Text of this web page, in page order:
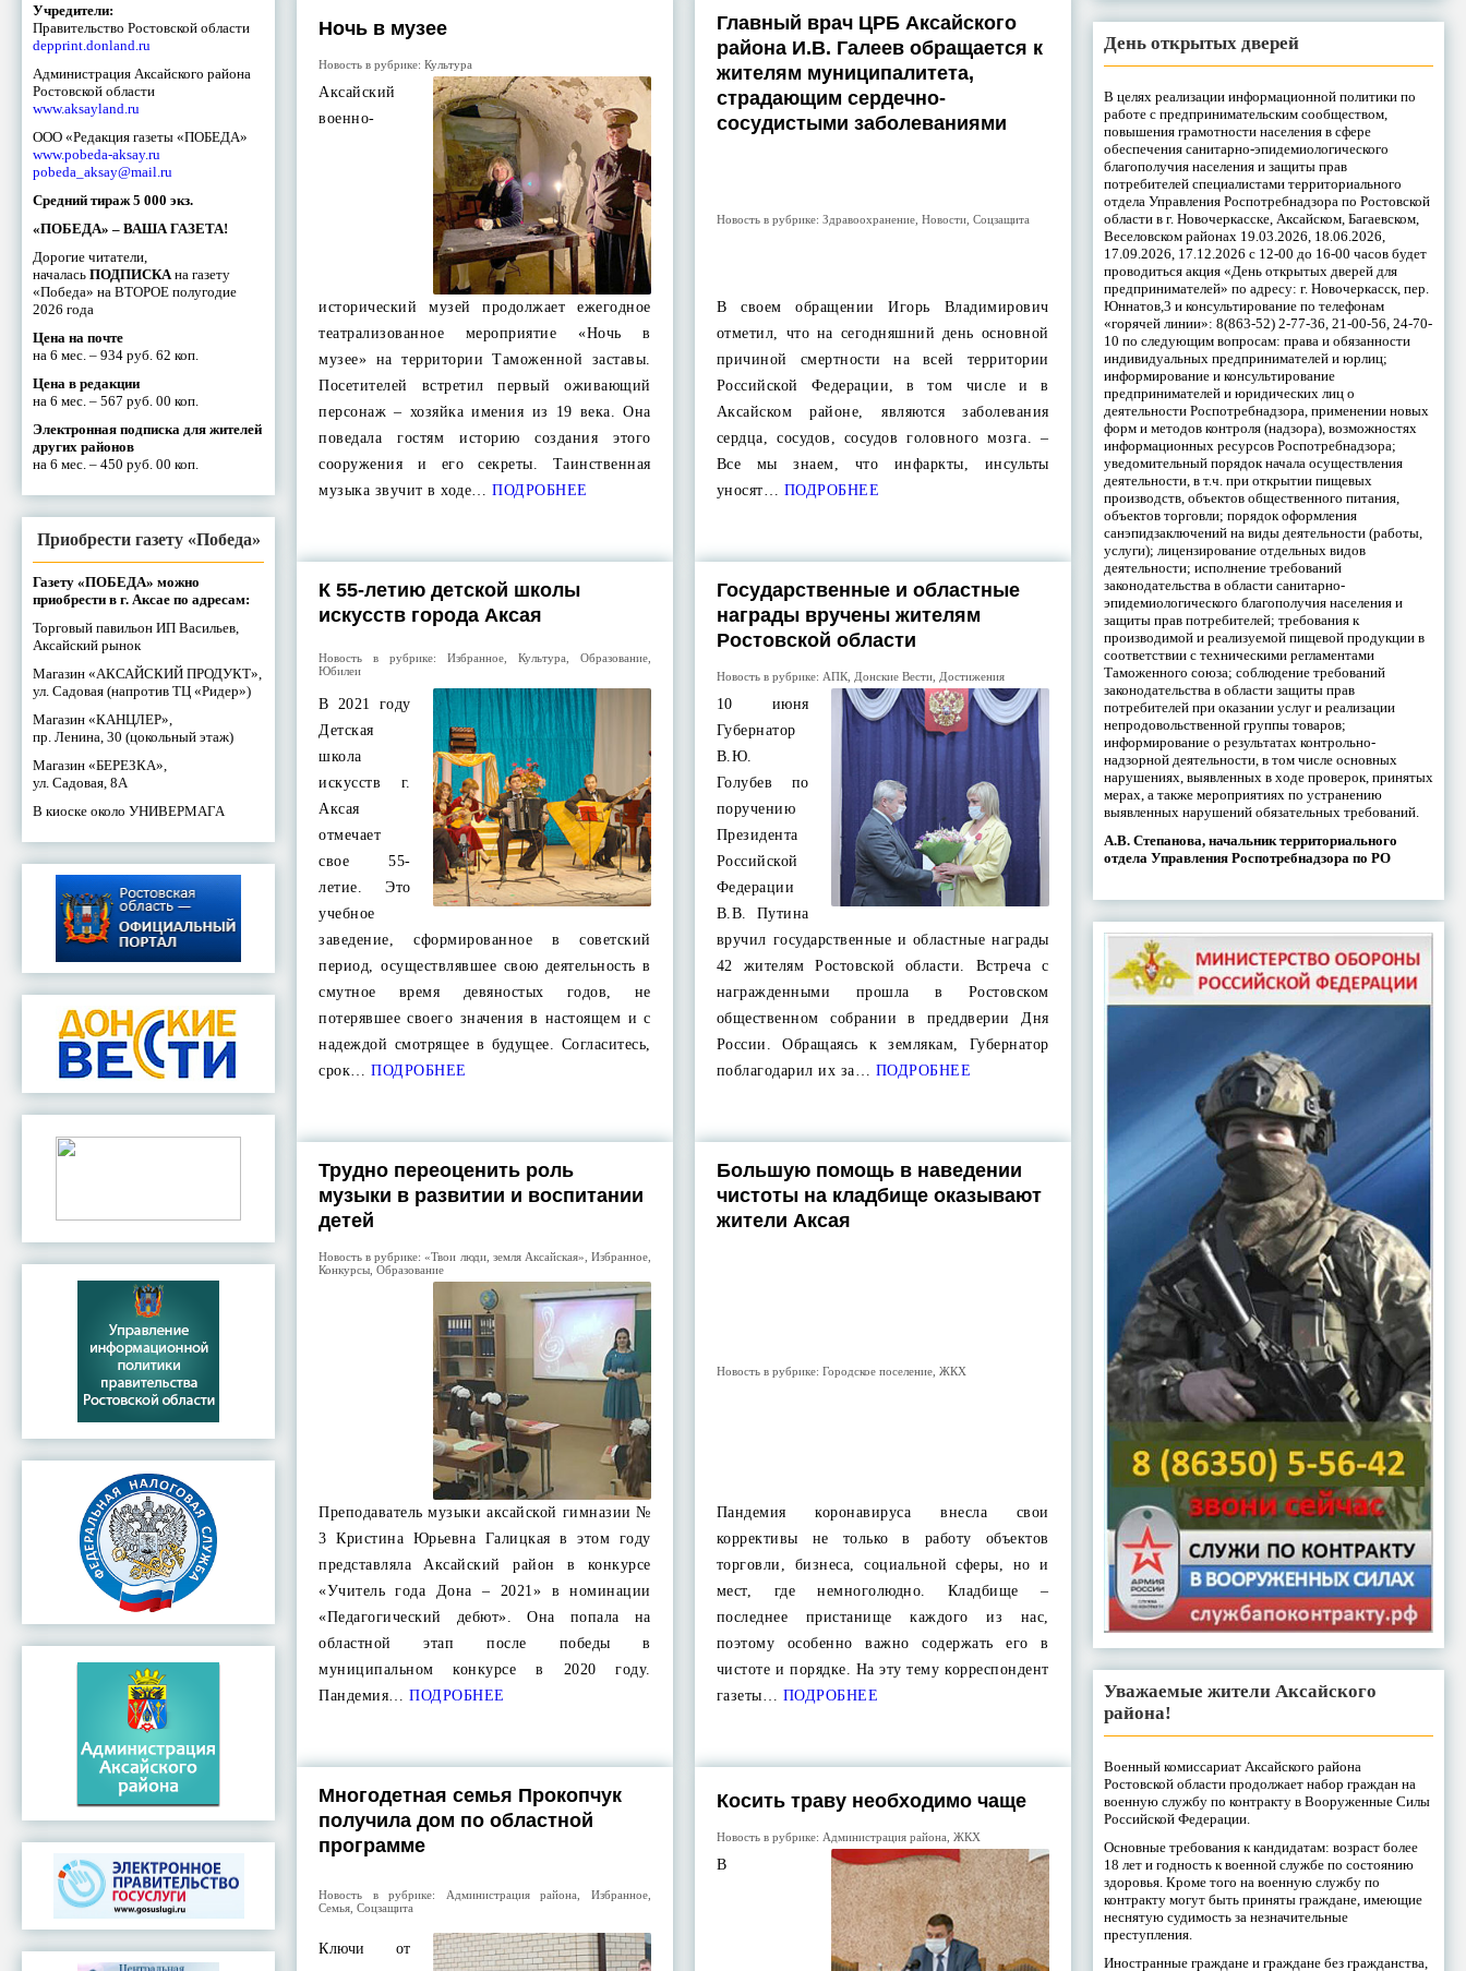
Учредители:
Правительство Ростовской области
depprint.donland.ru
Администрация Аксайского района
Ростовской области
www.aksayland.ru
ООО «Редакция газеты «ПОБЕДА»
www.pobeda-aksay.ru
pobeda_aksay@mail.ru
Средний тираж 5 000 экз.
«ПОБЕДА» – ВАША ГАЗЕТА!
Дорогие читатели,
началась ПОДПИСКА на газету
«Победа» на ВТОРОЕ полугодие
2026 года
Цена на почте
на 6 мес. – 934 руб. 62 коп.
Цена в редакции
на 6 мес. – 567 руб. 00 коп.
Электронная подписка для жителей
других районов
на 6 мес. – 450 руб. 00 коп.
Приобрести газету «Победа»
Газету «ПОБЕДА» можно
приобрести в г. Аксае по адресам:
Торговый павильон ИП Васильев,
Аксайский рынок
Магазин «АКСАЙСКИЙ ПРОДУКТ»,
ул. Садовая (напротив ТЦ «Ридер»)
Магазин «КАНЦЛЕР»,
пр. Ленина, 30 (цокольный этаж)
Магазин «БЕРЕЗКА»,
ул. Садовая, 8А
В киоске около УНИВЕРМАГА
Ночь в музее
Новость в рубрике:Культура
Аксайский
военно-
исторический музей продолжает ежегодное
театрализованное мероприятие «Ночь в
музее» на территории Таможенной заставы.
Посетителей встретил первый оживающий
персонаж – хозяйка имения из 19 века. Она
поведала гостям историю создания этого
сооружения и его секреты. Таинственная
музыка звучит в ходе… ПОДРОБНЕЕ
Главный врач ЦРБ Аксайского
района И.В. Галеев обращается к
жителям муниципалитета,
страдающим сердечно-
сосудистыми заболеваниями
Новость в рубрике: Здравоохранение, Новости, Соцзащита
В своем обращении Игорь Владимирович
отметил, что на сегодняшний день основной
причиной смертности на всей территории
Российской Федерации, в том числе и в
Аксайском районе, являются заболевания
сердца, сосудов, сосудов головного мозга. –
Все мы знаем, что инфаркты, инсульты
уносят… ПОДРОБНЕЕ
К 55-летию детской школы
искусств города Аксая
Новость в рубрике: Избранное, Культура Образование,
Юбилеи
В 2021 году
Детская
школа
искусств г.
Аксая
отмечает
свое 55-
летие. Это
учебное
заведение, сформированное в советский
период, осуществлявшее свою деятельность в
смутное время девяностых годов, не
потерявшее своего значения в настоящем и с
надеждой смотрящее в будущее. Согласитесь,
срок… ПОДРОБНЕЕ
Государственные и областные
награды вручены жителям
Ростовской области
Новость в рубрике: АПК, Донские Вести, Достижения
10 июня
Губернатор
В.Ю.
Голубев по
поручению
Президента
Российской
Федерации
В.В. Путина
вручил государственные и областные награды
42 жителям Ростовской области. Встреча с
награжденными прошла в Ростовском
общественном собрании в преддверии Дня
России. Обращаясь к землякам, Губернатор
поблагодарил их за… ПОДРОБНЕЕ
Трудно переоценить роль
музыки в развитии и воспитании
детей
Новость в рубрике:«Твои люди, земля Аксайская» Избранное,
Конкурсы ,Образование
Преподаватель музыки аксайской гимназии №
3 Кристина Юрьевна Галицкая в этом году
представляла Аксайский район в конкурсе
«Учитель года Дона – 2021» в номинации
«Педагогический дебют». Она попала на
областной этап после победы в
муниципальном конкурсе в 2020 году.
Пандемия… ПОДРОБНЕЕ
Большую помощь в наведении
чистоты на кладбище оказывают
жители Аксая
Новость в рубрике: Городское поселение, ЖКХ
Пандемия коронавируса внесла свои
коррективы не только в работу объектов
торговли, бизнеса, социальной сферы, но и
мест, где немноголюдно. Кладбище –
последнее пристанище каждого из нас,
поэтому особенно важно содержать его в
чистоте и порядке. На эту тему корреспондент
газеты… ПОДРОБНЕЕ
Многодетная семья Прокопчук
получила дом по областной
программе
Новость в рубрике: Администрация района Избранное,
Семья ,Соцзащита
Ключи от
Косить траву необходимо чаще
Новость в рубрике: Администрация района ЖКХ
В
День открытых дверей
В целях реализации информационной политики по
работе с предпринимательским сообществом,
повышения грамотности населения в сфере
обеспечения санитарно-эпидемиологического
благополучия населения и защиты прав
потребителей специалистами территориального
отдела Управления Роспотребнадзора по Ростовской
области в г. Новочеркасске, Аксайском, Багаевском,
Веселовском районах 19.03.2026, 18.06.2026,
17.09.2026, 17.12.2026 с 12-00 до 16-00 часов будет
проводиться акция «День открытых дверей для
предпринимателей» по адресу: г. Новочеркасск, пер.
Юннатов,3 и консультирование по телефонам
«горячей линии»: 8(863-52) 2-77-36, 21-00-56, 24-70-
10 по следующим вопросам: права и обязанности
индивидуальных предпринимателей и юрлиц;
информирование и консультирование
предпринимателей и юридических лиц о
деятельности Роспотребнадзора, применении новых
форм и методов контроля (надзора), возможностях
информационных ресурсов Роспотребнадзора;
уведомительный порядок начала осуществления
деятельности, в т.ч. при открытии пищевых
производств, объектов общественного питания,
объектов торговли; порядок оформления
санэпидзаключений на виды деятельности (работы,
услуги); лицензирование отдельных видов
деятельности; исполнение требований
законодательства в области санитарно-
эпидемиологического благополучия населения и
защиты прав потребителей; требования к
производимой и реализуемой пищевой продукции в
соответствии с техническими регламентами
Таможенного союза; соблюдение требований
законодательства в области защиты прав
потребителей при оказании услуг и реализации
непродовольственной группы товаров;
информирование о результатах контрольно-
надзорной деятельности, в том числе основных
нарушениях, выявленных в ходе проверок, принятых
мерах, а также мероприятиях по устранению
выявленных нарушений обязательных требований.
А.В. Степанова, начальник территориального
отдела Управления Роспотребнадзора по РО
Уважаемые жители Аксайского
района!
Военный комиссариат Аксайского района
Ростовской области продолжает набор граждан на
военную службу по контракту в Вооруженные Силы
Российской Федерации.
Основные требования к кандидатам: возраст более
18 лет и годность к военной службе по состоянию
здоровья. Кроме того на военную службу по
контракту могут быть приняты граждане, имеющие
неснятую судимость за незначительные
преступления.
Иностранные граждане и граждане без гражданства,